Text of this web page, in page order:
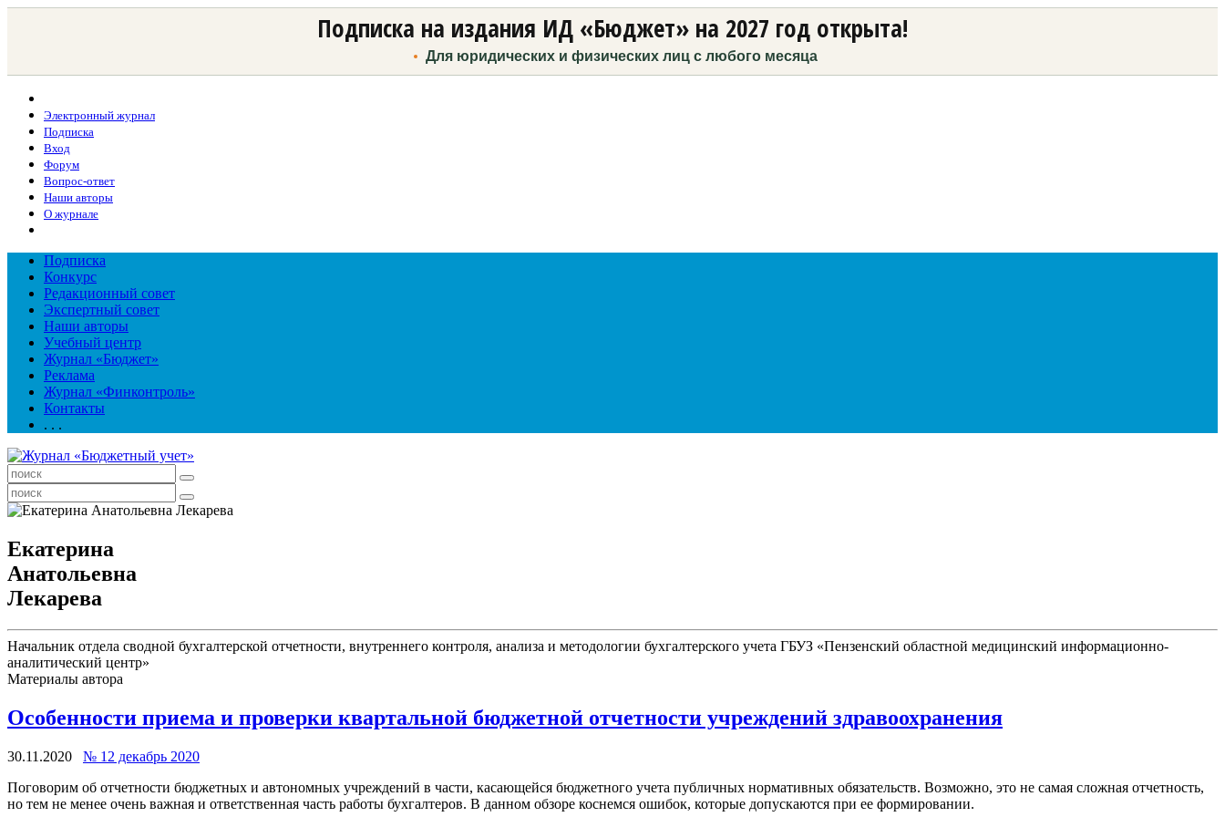
Подписка на издания ИД «Бюджет» на 2027 год открыта!
Для юридических и физических лиц с любого месяца
Электронный журнал
Подписка
Вход
Форум
Вопрос-ответ
Наши авторы
О журнале
Подписка
Конкурс
Редакционный совет
Экспертный совет
Наши авторы
Учебный центр
Журнал «Бюджет»
Реклама
Журнал «Финконтроль»
Контакты
. . .
Екатерина
Анатольевна
Лекарева
Начальник отдела сводной бухгалтерской отчетности, внутреннего контроля, анализа и методологии бухгалтерского учета ГБУЗ «Пензенский областной медицинский информационно-
аналитический центр»
Материалы автора
Особенности приема и проверки квартальной бюджетной отчетности учреждений здравоохранения
30.11.2020
№ 12 декабрь 2020
Поговорим об отчетности бюджетных и автономных учреждений в части, касающейся бюджетного учета публичных нормативных обязательств. Возможно, это не самая сложная отчетность,
но тем не менее очень важная и ответственная часть работы бухгалтеров. В данном обзоре коснемся ошибок, которые допускаются при ее формировании.